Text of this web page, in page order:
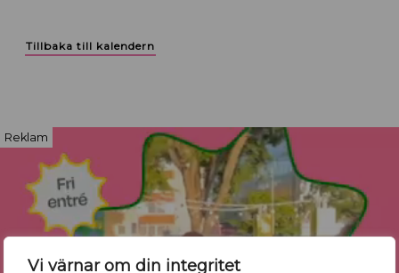
Vi värnar om din integritet
Tillbaka till kalendern
Reklam